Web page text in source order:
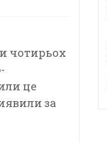
чотирьох
це
за